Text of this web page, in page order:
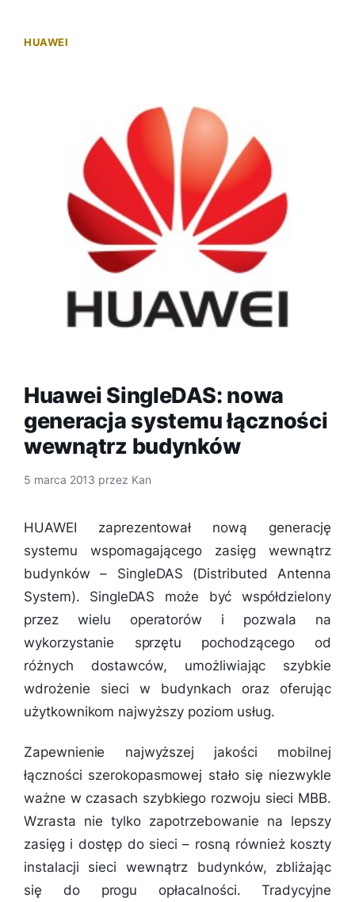
HUAWEI
Huawei SingleDAS: nowa
generacja systemu łączności
wewnątrz budynków
5 marca 2013 przez Kan
HUAWEI zaprezentował nową generację
systemu wspomagającego zasięg wewnątrz
budynków – SingleDAS (Distributed Antenna
System). SingleDAS może być współdzielony
przez wielu operatorów i pozwala na
wykorzystanie sprzętu pochodzącego od
różnych dostawców, umożliwiając szybkie
wdrożenie sieci w budynkach oraz oferując
użytkownikom najwyższy poziom usług.
Zapewnienie najwyższej jakości mobilnej
łączności szerokopasmowej stało się niezwykle
ważne w czasach szybkiego rozwoju sieci MBB.
Wzrasta nie tylko zapotrzebowanie na lepszy
zasięg i dostęp do sieci – rosną również koszty
instalacji sieci wewnątrz budynków, zbliżając
się do progu opłacalności. Tradycyjne